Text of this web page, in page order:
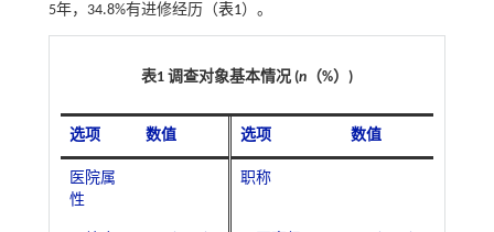
5年，34.8%有进修经历（表1）。
表1 调查对象基本情况 (n（%）)
选项 数值 选项 数值
医院属
性
职称